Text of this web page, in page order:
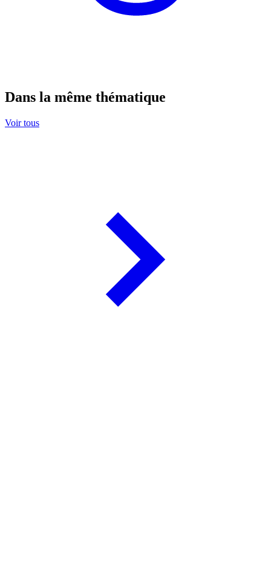
Dans la même thématique
Voir tous